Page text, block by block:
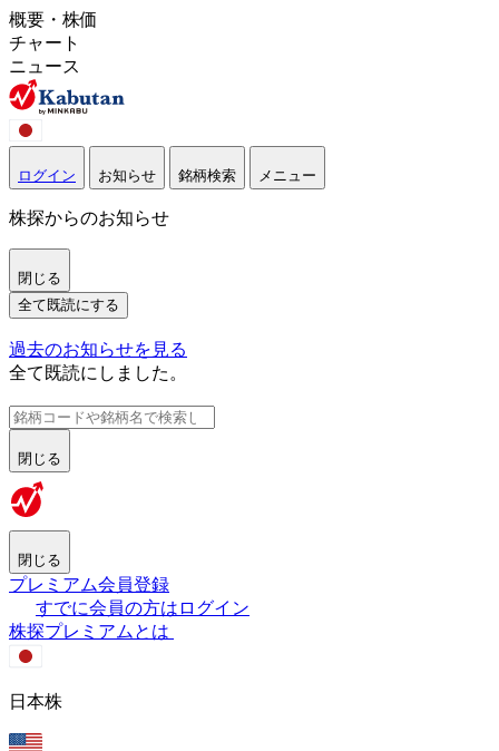
概要・株価
チャート
ニュース
ログイン お知らせ 銘柄検索 メニュー
株探からのお知らせ
閉じる
全て既読にする
過去のお知らせを見る
全て既読にしました。
閉じる
閉じる
プレミアム会員登録
すでに会員の方はログイン
株探プレミアムとは
日本株